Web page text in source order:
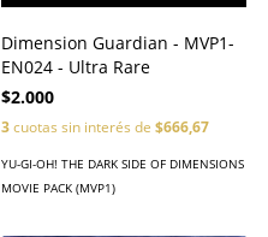
Dimension Guardian - MVP1-
EN024 - Ultra Rare
$2.000
3cuotas sin interés de$666,67
YU-GI-OH! THE DARK SIDE OF DIMENSIONS
MOVIE PACK (MVP1)